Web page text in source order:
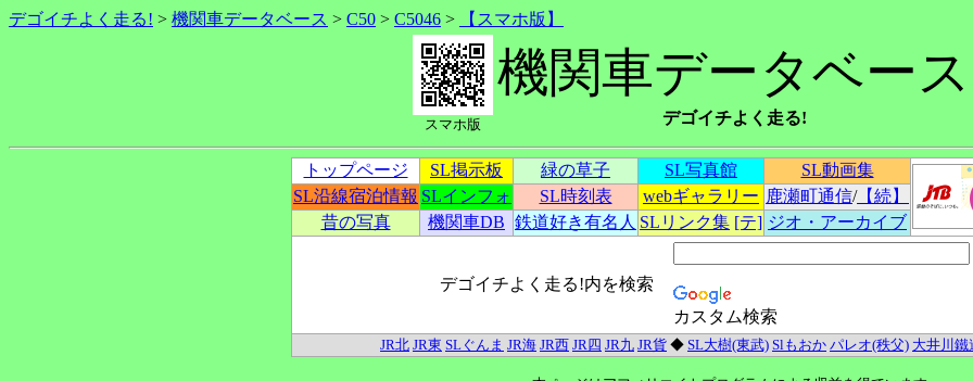
デゴイチよく走る! > 機関車データベース > C50 > C5046 > 【スマホ版】
スマホ版
機関車データベース
デゴイチよく走る!
トップページ SL掲示板 緑の草子 SL写真館
SL動画集
SL沿線宿泊情報 SLインフォ SL時刻表 webギャラリー 鹿瀬町通信/【続】
昔の写真
機関車DB 鉄道好き有名人 SLリンク集 [テ] ジオ・アーカイブ
デゴイチよく走る!内を検索
カスタム検索
JR北 JR東 SLぐんま JR海 JR西 JR四 JR九 JR貨 ◆ SL大樹(東武) Slもおか パレオ(秩父) 大井川鐵